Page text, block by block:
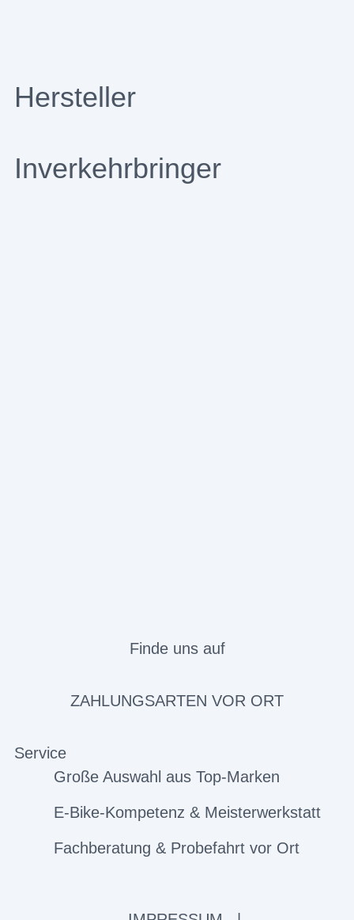
Hersteller
Inverkehrbringer
Finde uns auf
ZAHLUNGSARTEN VOR ORT
Service
Große Auswahl aus Top-Marken
E-Bike-Kompetenz & Meisterwerkstatt
Fachberatung & Probefahrt vor Ort